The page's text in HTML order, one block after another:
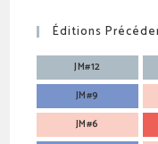
Éditions
JM#12
JM#9
JM#6